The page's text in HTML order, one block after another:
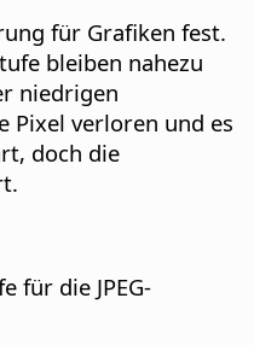
für Grafiken fest.
bleiben nahezu
niedrigen
Pixel verloren und es
doch die
für die JPEG-